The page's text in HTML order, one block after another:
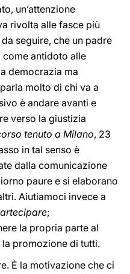
un’attenzione
rivolta alle fasce più
seguire, che un padre
come antidoto alle
democrazia ma
molto di chi va a
è andare avanti e
verso la giustizia
tenuto a Milano, 23
in tal senso è
dalla comunicazione
paure e si elaborano
Aiutiamoci invece a
;
la propria parte al
promozione di tutti.
È la motivazione che ci